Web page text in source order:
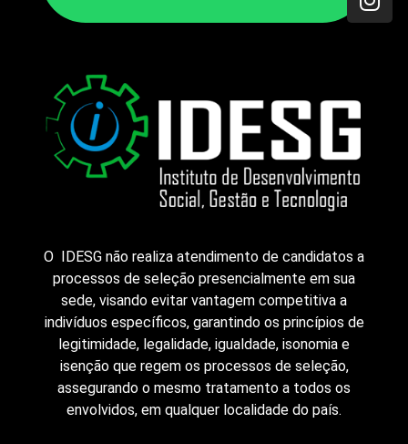
O IDESG não realiza atendimento de candidatos a
processos de seleção presencialmente em sua
sede, visando evitar vantagem competitiva a
indivíduos específicos, garantindo os princípios de
legitimidade, legalidade, igualdade, isonomia e
isenção que regem os processos de seleção,
assegurando o mesmo tratamento a todos os
envolvidos, em qualquer localidade do país.